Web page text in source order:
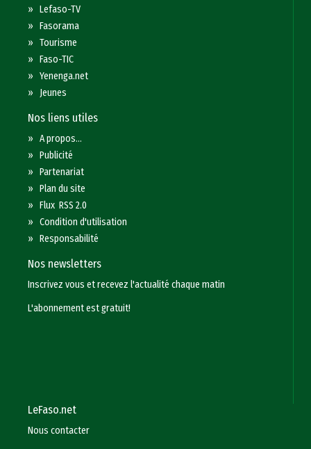
»Lefaso-TV
»Fasorama
»Tourisme
»Faso-TIC
»Yenenga.net
» Jeunes
Nos liens utiles
»A propos...
»Publicité
»Partenariat
»Plan du site
»Flux RSS 2.0
»Condition d'utilisation
»Responsabilité
Nos newsletters
Inscrivez vous et recevez l'actualité chaque matin
L'abonnement est gratuit!
LeFaso.net
Nous contacter